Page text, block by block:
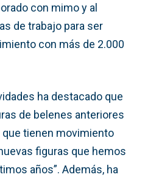
con mimo y al
de trabajo para ser
con más de 2.000
ha destacado que
de belenes anteriores
que tienen movimiento
figuras que hemos
años”. Además, ha